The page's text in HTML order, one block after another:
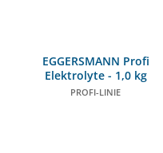
EGGERSMANN Profi
Elektrolyte - 1,0 kg
PROFI-LINIE